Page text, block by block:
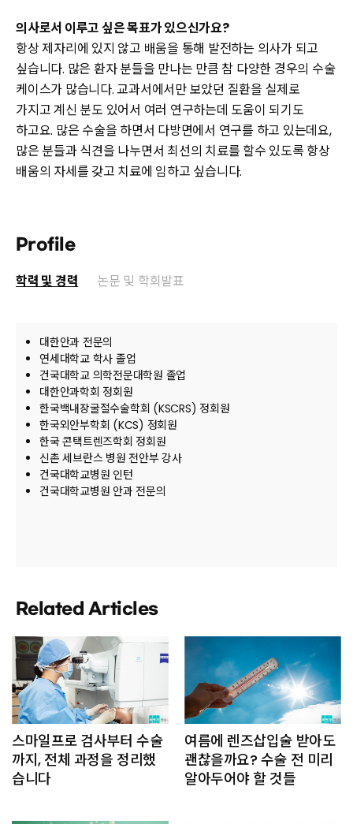
의사로서 이루고 싶은 목표가 있으신가요?
항상 제자리에 있지 않고 배움을 통해 발전하는 의사가 되고
싶습니다. 많은 환자 분들을 만나는 만큼 참 다양한 경우의 수술
케이스가 많습니다. 교과서에서만 보았던 질환을 실제로
가지고 계신 분도 있어서 여러 연구하는데 도움이 되기도
하고요. 많은 수술을 하면서 다방면에서 연구를 하고 있는데요,
많은 분들과 식견을 나누면서 최선의 치료를 할수 있도록 항상
배움의 자세를 갖고 치료에 임하고 싶습니다.
Profile
학력 및 경력 논문 및 학회발표
대한안과 전문의
연세대학교 학사 졸업
건국대학교 의학전문대학원 졸업
대한안과학회 정회원
한국백내장굴절수술학회 (KSCRS) 정회원
한국외안부학회 (KCS) 정회원
한국 콘택트렌즈학회 정회원
신촌 세브란스 병원 전안부 강사
건국대학교병원 인턴
건국대학교병원 안과 전문의
Related Articles
스마일프로 검사부터 수술
까지, 전체 과정을 정리했
습니다
여름에 렌즈삽입술 받아도
괜찮을까요? 수술 전 미리
알아두어야 할 것들